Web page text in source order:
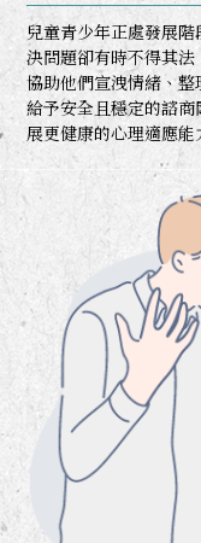
兒童青少年正處發展
決問題卻有時不得其法
協助他們宣洩情緒、整
給予安全且穩定的諮
展更健康的心理適應能